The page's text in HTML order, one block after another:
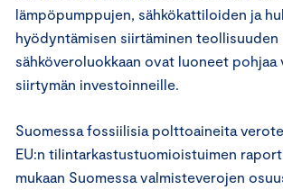
lämpöpumppujen, sähkökattiloiden ja
hyödyntämisen siirtäminen teollisuuden
sähköveroluokkaan ovat luoneet pohjaa
siirtymän investoinneille.
Suomessa fossiilisia polttoaineita
EU:n tilintarkastustuomioistuimen
mukaan Suomessa valmisteverojen